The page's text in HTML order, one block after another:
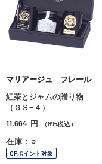
マリアージュ フレール
紅茶とジャムの贈り物
（ＧＳ−４）
11,664 円 （8%税込）
在庫：○
OPポイント対象